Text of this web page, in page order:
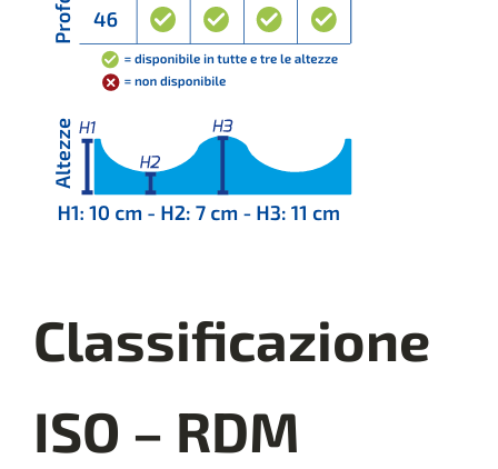
Classificazione
ISO – RDM